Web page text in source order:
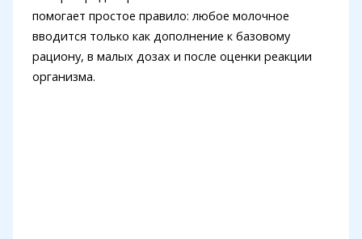
помогает простое правило: любое молочное
вводится только как дополнение к базовому
рациону, в малых дозах и после оценки реакции
организма.